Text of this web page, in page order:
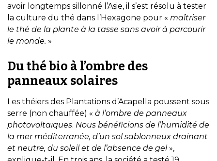
avoir longtemps sillonné l’Asie, il s’est résolu à tester
la culture du thé dans l’Hexagone pour « maîtriser
le thé de la plante à la tasse sans avoir à parcourir
le monde. »
Du thé bio à l’ombre des
panneaux solaires
Les théiers des Plantations d’Acapella poussent sous
serre (non chauffée) « à l’ombre de panneaux
photovoltaïques. Nous bénéficions de l’humidité de
la mer méditerranée, d’un sol sablonneux drainant
et neutre, du soleil et de l’absence de gel»,